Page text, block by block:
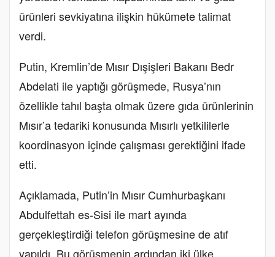
ürünleri sevkiyatına ilişkin hükümete talimat
verdi.
Putin, Kremlin’de Mısır Dışişleri Bakanı Bedr
Abdelati ile yaptığı görüşmede, Rusya’nın
özellikle tahıl başta olmak üzere gıda ürünlerinin
Mısır’a tedariki konusunda Mısırlı yetkililerle
koordinasyon içinde çalışması gerektiğini ifade
etti.
Açıklamada, Putin’in Mısır Cumhurbaşkanı
Abdulfettah es-Sisi ile mart ayında
gerçekleştirdiği telefon görüşmesine de atıf
yapıldı. Bu görüşmenin ardından iki ülke